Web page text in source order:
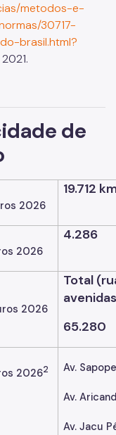
metodos-e-
30717-
brasil.html?
de
2026
19.712
2026
4.286
2026
Total
65.280
20262 Av.
Av.
Av. Jacu